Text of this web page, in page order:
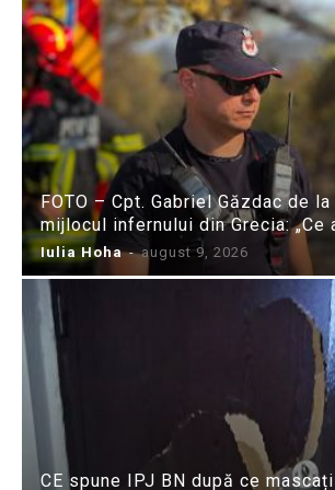
FOTO – Cpt. Gabriel Găzdac de la
mijlocul infernului din Grecia: „Ce
Iulia Hoha - august 9, 2026
CE spune IPJ BN după ce